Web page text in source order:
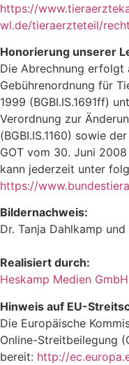
https://
wl.de/tieraerzteteil/
Honorierung unserer
Die Abrechnung erfolgt
Gebührenordnung für
1999 (BGBI.IS.1691ff)
Verordnung zur
(BGBI.IS.1160) sowie
GOT vom 30. Juni 2008
kann jederzeit unter
https://
Bildernachweis:
Dr. Tanja Dahlkamp
Realisiert durch:
Heskamp Medien GmbH
Hinweis auf EU-
Die Europäische
Online-Streitbeilegung
bereit: http://